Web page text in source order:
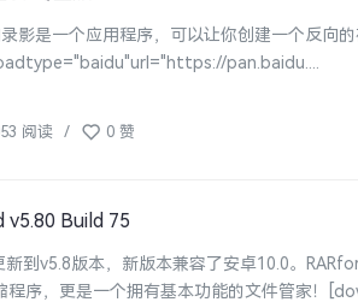
影是一个应用程序，可以让你创建一个反向
pan.baidu....
阅读 / 0 赞
v5.80 Build 75
到v5.8版本，新版本兼容了安卓10.0。
序，更是一个拥有基本功能的文件管家！